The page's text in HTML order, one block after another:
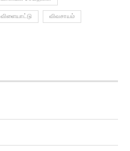
விளையாட்டு விவசாயம்